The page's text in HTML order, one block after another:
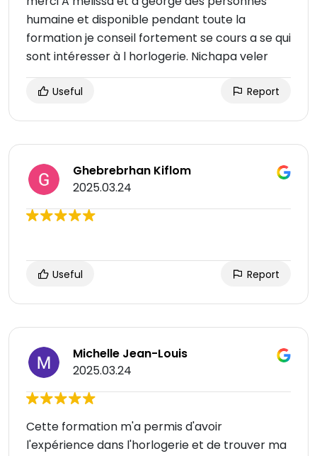
humaine et disponible pendant toute la
formation je conseil fortement se cours a se qui
sont intéresser à l horlogerie. Nichapa veler
Useful Report
Ghebrebrhan Kiflom
2025.03.24
Useful Report
Michelle Jean-Louis
2025.03.24
Cette formation m'a permis d'avoir
l'expérience dans l'horlogerie et de trouver ma